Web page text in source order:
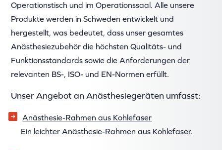
Operationstisch und im Operationssaal. Alle unsere
Produkte werden in Schweden entwickelt und
hergestellt, was bedeutet, dass unser gesamtes
Anästhesiezubehör die höchsten Qualitäts- und
Funktionsstandards sowie die Anforderungen der
relevanten BS-, ISO- und EN-Normen erfüllt.
Unser Angebot an Anästhesiegeräten umfasst:
Anästhesie-Rahmen aus Kohlefaser
Ein leichter Anästhesie-Rahmen aus Kohlefaser.